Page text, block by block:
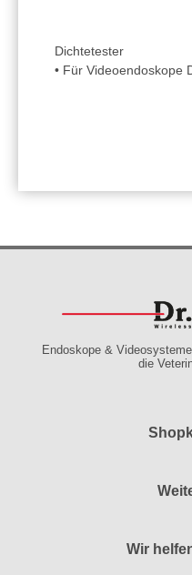
Dichtetester
• Für Videoendoskope
Endoskope &
die
Wir